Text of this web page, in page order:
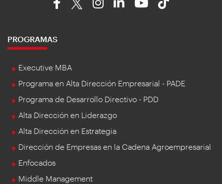
PROGRAMAS
Executive MBA
Programa en Alta Dirección Empresarial - PADE
Programa de Desarrollo Directivo - PDD
Alta Dirección en Liderazgo
Alta Dirección en Estrategia
Dirección de Empresas en la Cadena Agroempresarial
Enfocados
Middle Management